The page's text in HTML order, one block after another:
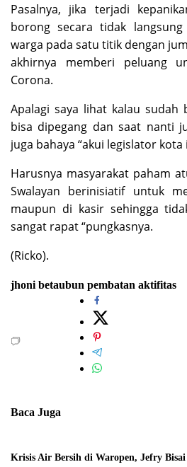
Pasalnya, jika terjadi
borong secara tidak
warga pada satu titik dengan
akhirnya memberi peluang
Corona.
Apalagi saya lihat kalau sudah
bisa dipegang dan saat nanti
juga bahaya “akui legislator kota
Harusnya masyarakat paham
Swalayan berinisiatif untuk
maupun di kasir sehingga
sangat rapat “pungkasnya.
(Ricko).
jhoni betaubun pembatan aktifitas
Baca Juga
Krisis Air Bersih di Waropen, Jefry